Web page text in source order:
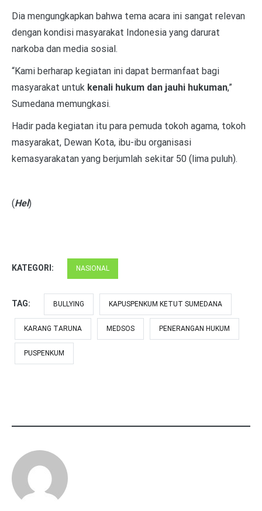
Dia mengungkapkan bahwa tema acara ini sangat relevan
dengan kondisi masyarakat Indonesia yang darurat
narkoba dan media sosial.
“Kami berharap kegiatan ini dapat bermanfaat bagi
masyarakat untuk kenali hukum dan jauhi hukuman,”
Sumedana memungkasi.
Hadir pada kegiatan itu para pemuda tokoh agama, tokoh
masyarakat, Dewan Kota, ibu-ibu organisasi
kemasyarakatan yang berjumlah sekitar 50 (lima puluh).
(Hel)
KATEGORI: NASIONAL
TAG: BULLYING KAPUSPENKUM KETUT SUMEDANA
KARANG TARUNA MEDSOS PENERANGAN HUKUM
PUSPENKUM